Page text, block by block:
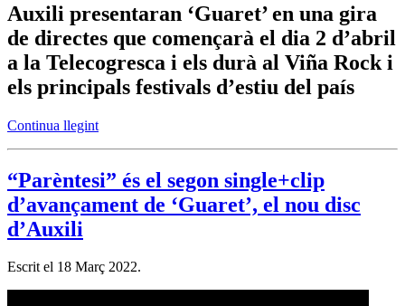
Auxili presentaran ‘Guaret’ en una gira
de directes que començarà el dia 2 d’abril
a la Telecogresca i els durà al Viña Rock i
els principals festivals d’estiu del país
Continua llegint
“Parèntesi” és el segon single+clip
d’avançament de ‘Guaret’, el nou disc
d’Auxili
Escrit el 18 Març 2022.